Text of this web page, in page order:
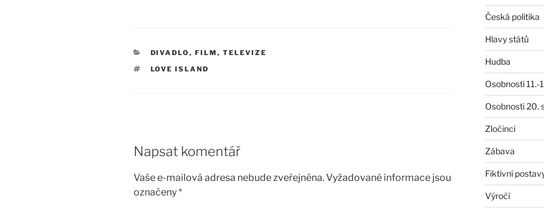
RUBRIKY
DIVADLO, FILM, TELEVIZE
ŠTÍTKY
LOVE ISLAND
Napsat komentář
Vaše e-mailová adresa nebude zveřejněna.Vyžadované informace jsou
označeny*
Česká politika
Hlavy států
Hudba
Osobnosti 11.-
Osobnosti 20.
Zločinci
Zábava
Fiktivní
Výročí